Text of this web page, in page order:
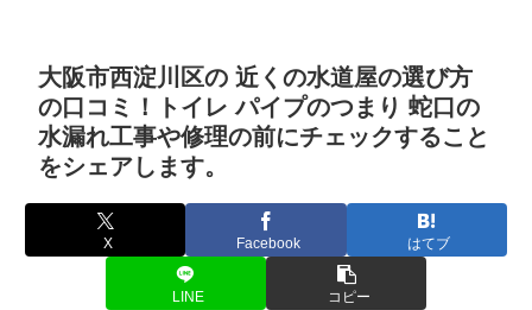
大阪市西淀川区の 近くの水道屋の選び方
の口コミ！トイレ パイプのつまり 蛇口の
水漏れ工事や修理の前にチェックすること
をシェアします。
X Facebook はてブ
LINE コピー